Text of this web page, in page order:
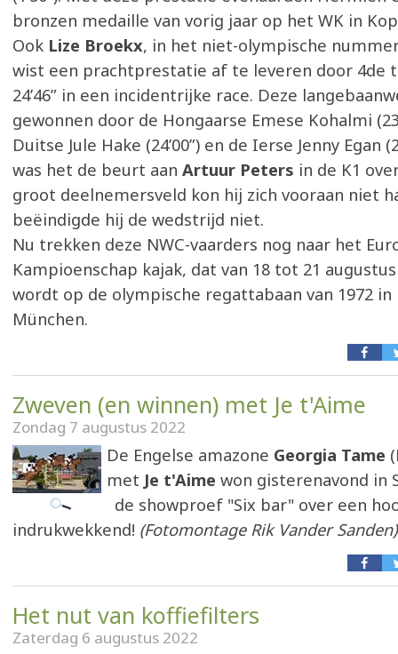
bronzen medaille van vorig jaar op het WK in
Ook Lize Broekx, in het niet-olympische
wist een prachtprestatie af te leveren door 4de
24’46” in een incidentrijke race. Deze
gewonnen door de Hongaarse Emese Kohalmi
Duitse Jule Hake (24’00”) en de Ierse Jenny Egan
was het de beurt aan Artuur Peters in de K1
groot deelnemersveld kon hij zich vooraan niet
beëindigde hij de wedstrijd niet.
Nu trekken deze NWC-vaarders nog naar het
Kampioenschap kajak, dat van 18 tot 21
wordt op de olympische regattabaan van 1972
München.
Zweven (en winnen) met Je t'Aime
Zondag 7 augustus 2022
De Engelse amazone Georgia Tame
met Je t'Aime won gisterenavond in
de showproef "Six bar" over een
indrukwekkend! (Fotomontage Rik Vander Sanden)
Het nut van koffiefilters
Zaterdag 6 augustus 2022